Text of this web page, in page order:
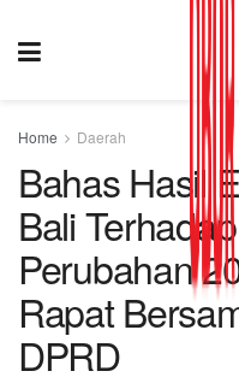
Home Daerah
Bahas Hasil
Bali
Perubahan
Rapat
DPRD